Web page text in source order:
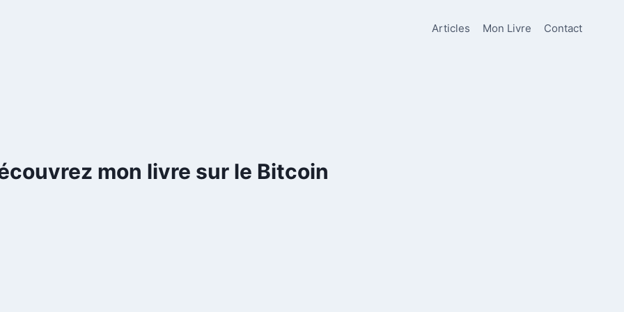
Articles Mon Livre Contact
mon livre sur le Bitcoin